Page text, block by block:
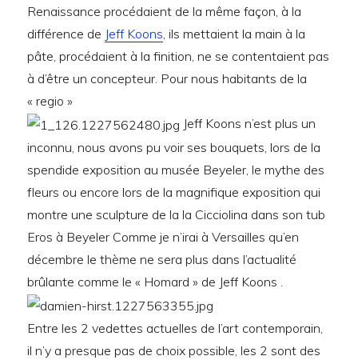
Renaissance procédaient de la même façon, à la
différence de Jeff Koons, ils mettaient la main à la
pâte, procédaient à la finition, ne se contentaient pas
à d’être un concepteur. Pour nous habitants de la
« regio »
Jeff Koons n’est plus un
inconnu, nous avons pu voir ses bouquets, lors de la
spendide exposition au musée Beyeler, le mythe des
fleurs ou encore lors de la magnifique exposition qui
montre une sculpture de la la Cicciolina dans son tub
Eros à Beyeler Comme je n’irai à Versailles qu’en
décembre le thème ne sera plus dans l’actualité
brûlante comme le « Homard » de Jeff Koons .
Entre les 2 vedettes actuelles de l’art contemporain,
il n’y a presque pas de choix possible, les 2 sont des